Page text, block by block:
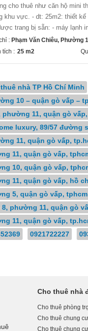
khu vực. - dt: 25m2: thiết kế
trang bị sẵn: - máy lạnh
: Phạm Văn Chiêu, Phường
tích : 25 m2
nhà TP Hồ Chí Minh
10 – quận gò vấp –
11, quận gò
luxury, 89/57 đường
11, quận gò vấp,
11, quận gò vấp,
10, quận gò vấp,
11, quận gò vấp, hồ
5, quận gò vấp, tphcm
phường 11, quận gò
11, quận gò vấp,
0921722227
Cho thuê nhà
Cho thuê phòng
Cho thuê chung cư
Cho thuê chung